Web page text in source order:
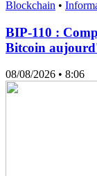
Blockchain •
BIP-110 :
Bitcoin
08/08/2026 • 8:06